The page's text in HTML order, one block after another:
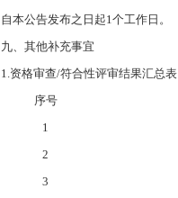
自本公告发布之日起1个工作日。
九、其他补充事宜
1.资格审查/符合性评审结果汇总表
序号
1
2
3